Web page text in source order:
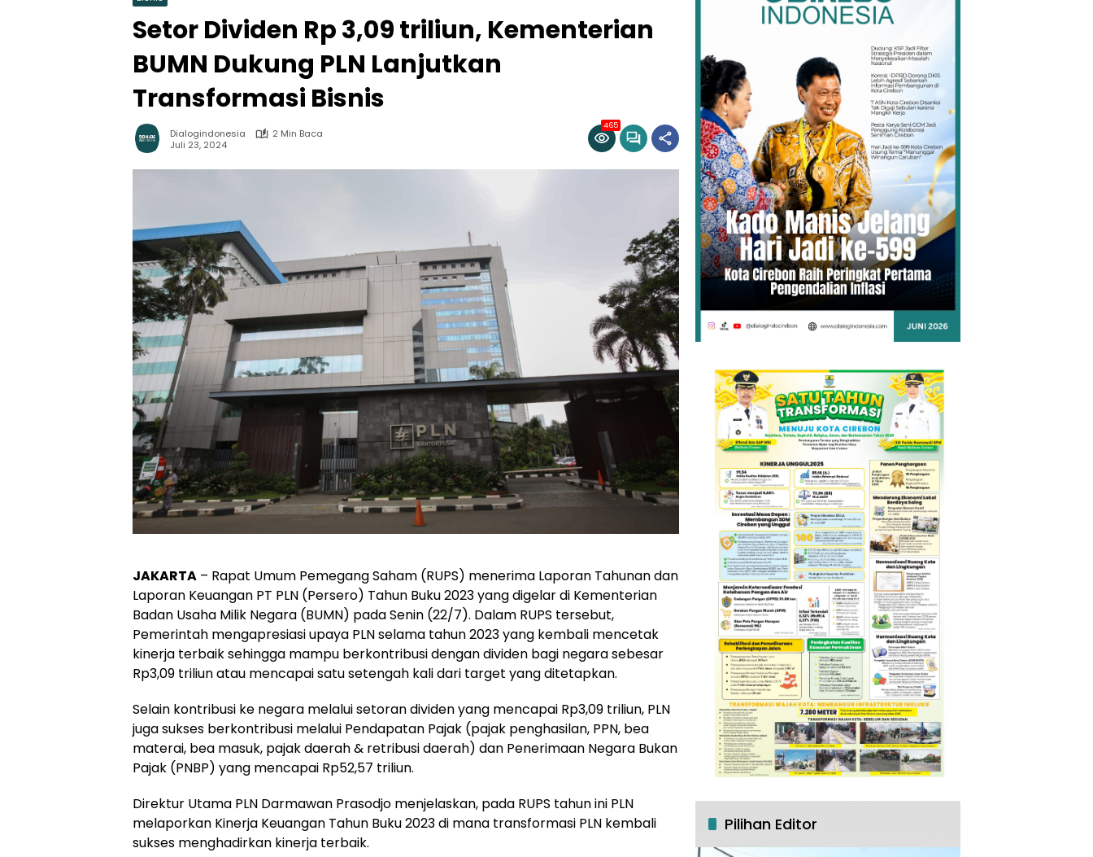
Setor Dividen Rp 3,09 triliun, Kementerian
BUMN Dukung PLN Lanjutkan
Transformasi Bisnis
Dialogindonesia
2 Min Baca
Juli 23, 2024
465
JAKARTA – Rapat Umum Pemegang Saham (RUPS) menerima Laporan Tahunan dan
Laporan Keuangan PT PLN (Persero) Tahun Buku 2023 yang digelar di Kementerian
Badan Usaha Milik Negara (BUMN) pada Senin (22/7). Dalam RUPS tersebut,
Pemerintah mengapresiasi upaya PLN selama tahun 2023 yang kembali mencetak
kinerja terbaik sehingga mampu berkontribusi dengan dividen bagi negara sebesar
Rp3,09 triliun atau mencapai satu setengah kali dari target yang ditetapkan.
Selain kontribusi ke negara melalui setoran dividen yang mencapai Rp3,09 triliun, PLN
juga sukses berkontribusi melalui Pendapatan Pajak (pajak penghasilan, PPN, bea
materai, bea masuk, pajak daerah & retribusi daerah) dan Penerimaan Negara Bukan
Pajak (PNBP) yang mencapai Rp52,57 triliun.
Direktur Utama PLN Darmawan Prasodjo menjelaskan, pada RUPS tahun ini PLN
melaporkan Kinerja Keuangan Tahun Buku 2023 di mana transformasi PLN kembali
sukses menghadirkan kinerja terbaik.
Pilihan Editor